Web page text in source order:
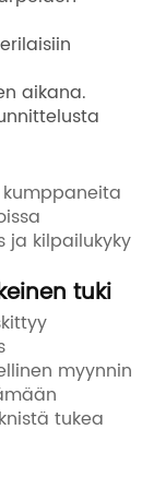
aikana.
ja kilpailukyky
tuki
myynnin
tukea